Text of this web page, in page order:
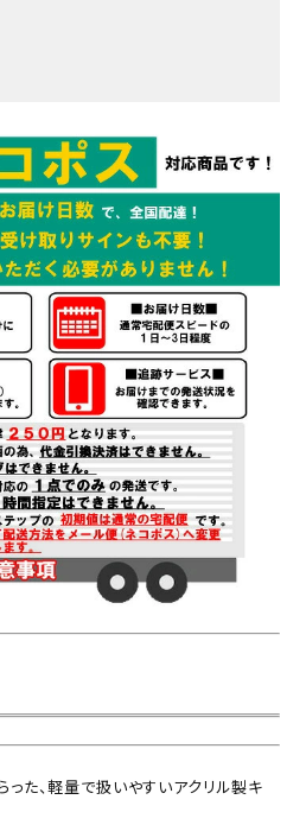
た、軽量で扱いやすいアクリル製キ